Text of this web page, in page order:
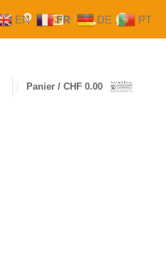
Panier / CHF 0.00
EN FR DE PT